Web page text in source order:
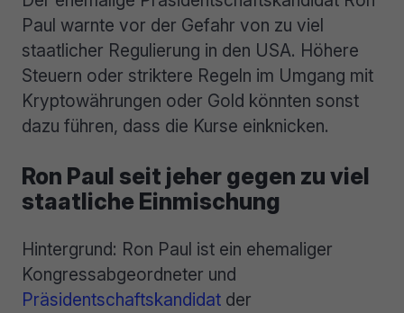
Paul warnte vor der Gefahr von zu viel
staatlicher Regulierung in den USA. Höhere
Steuern oder striktere Regeln im Umgang mit
Kryptowährungen oder Gold könnten sonst
dazu führen, dass die Kurse einknicken.
Ron Paul seit jeher gegen zu viel
staatliche Einmischung
Hintergrund: Ron Paul ist ein ehemaliger
Kongressabgeordneter und
Präsidentschaftskandidat der